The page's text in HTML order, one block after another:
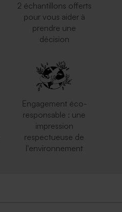
2 échantillons offerts
pour vous aider à
prendre une
décision
Engagement éco-
responsable : une
impression
respectueuse de
l'environnement